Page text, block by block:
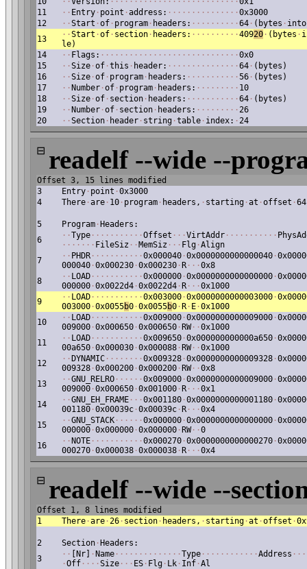
11
· · Entry · point ·address: · · · · · · · · · · · · · · ·0x3000
12
· ·Start ·of · program · headers: · · · · · · · · · ·64 · (bytes · into
13
· ·Start ·of · section · headers: · · · · · · · · · ·40920 · (bytes ·
le)
14
· · Flags: · · · · · · · · · · · · · · · · · · · · · · · · · · · · ·0x0
15
· ·Size ·of ·this · header: · · · · · · · · · · · · · · ·64 · (bytes)
16
· ·Size ·of · program · headers: · · · · · · · · · · ·56 · (bytes)
17
· · Number ·of · program · headers: · · · · · · · · · 10
18
· ·Size ·of · section · headers: · · · · · · · · · · ·64 · (bytes)
19
· · Number ·of · section · headers: · · · · · · · · ·26
20
· ·Section · header · string ·table · index: ·24
⊟ readelf --wide --
Offset 3, 15 lines modified
3
Entry · point ·0x3000
4
There ·are · 10 · program · headers, · starting ·at ·offset ·64
5 Program · Headers:
6
· ·Type · · · · · · · · · · ·Offset · · ·VirtAddr · · · · · · · · · · ·
· · · · · · · FileSiz · · MemSiz · · · Flg ·Align
7
· · PHDR · · · · · · · · · · ·0x000040 ·0x0000000000000040 ·
000040 ·0x000230 ·0x000230 · R · · ·0x8
8
· · LOAD · · · · · · · · · · ·0x000000 ·0x0000000000000000 ·
000000 ·0x0022d4 ·0x0022d4 · R · · ·0x1000
9
· · LOAD · · · · · · · · · · ·0x003000 ·0x0000000000003000 ·
003000 ·0x0055b0 ·0x0055b0 · R · E ·0x1000
10
· · LOAD · · · · · · · · · · ·0x009000 ·0x0000000000009000 ·
009000 ·0x000650 ·0x000650 · RW· ·0x1000
11
· · LOAD · · · · · · · · · · ·0x009650 ·0x000000000000a650 ·
00a650 ·0x000030 ·0x000088 · RW· ·0x1000
12
· · DYNAMIC · · · · · · · ·0x009328 ·0x0000000000009328 ·
009328 ·0x000200 ·0x000200 · RW· ·0x8
13
· ·GNU_RELRO · · · · · ·0x009000 ·0x0000000000009000 ·
009000 ·0x000650 ·0x001000 · R · · ·0x1
14
· ·GNU_EH_FRAME · · ·0x001180 ·0x0000000000001180 ·
001180 ·0x00039c ·0x00039c · R · · ·0x4
15
· ·GNU_STACK · · · · · ·0x000000 ·0x0000000000000000 ·
000000 ·0x000000 ·0x000000 · RW· ·0
16
· · NOTE · · · · · · · · · · ·0x000270 ·0x0000000000000270 ·
000270 ·0x000038 ·0x000038 · R · · ·0x4
⊟ readelf --wide --
Offset 1, 8 lines modified
1
There ·are ·26 · section · headers, · starting ·at ·offset ·
2 Section · Headers:
3
· · [Nr] · Name · · · · · · · · · · · · · ·Type · · · · · · · · · · · ·Address · · ·
·Off · · · ·Size · · · ES · Flg · Lk · Inf ·Al